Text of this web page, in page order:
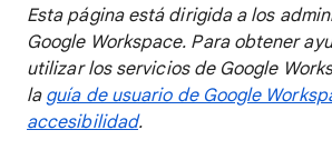
Esta página está dirigida a los
Google Workspace. Para obtener
utilizar los servicios de Google
la guía de usuario de Google
accesibilidad.